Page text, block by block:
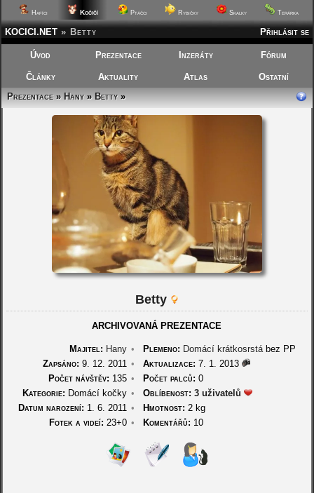
Hafíci Kočičí Ptáčci Rybičky Skalky Terárka
Přihlásit se
KOCICI.NET » Betty
Úvod Prezentace Inzeráty Fórum
Články Aktuality Atlas
Ostatní
Prezentace»Hany»Betty»
Betty
ARCHIVOVANÁ PREZENTACE
Majitel: Hany • Plemeno: Domácí krátkosrstábez PP
Zapsáno: 9. 12. 2011 • Aktualizace: 7. 1. 2013
Počet návštěv: 135 • Počet palců: 0
Kategorie: Domácí kočky • Oblíbenost: 3 uživatelů
Datum narození: 1. 6. 2011 • Hmotnost: 2 kg
Fotek a videí: 23+0 • Komentářů: 10